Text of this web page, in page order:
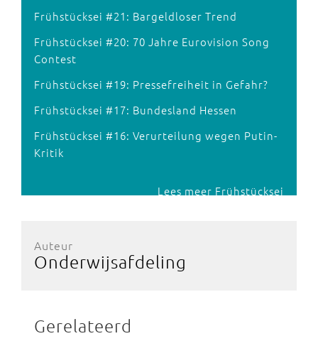
Frühstücksei #21: Bargeldloser Trend
Frühstücksei #20: 70 Jahre Eurovision Song
Contest
Frühstücksei #19: Pressefreiheit in Gefahr?
Frühstücksei #17: Bundesland Hessen
Frühstücksei #16: Verurteilung wegen Putin-
Kritik
Lees meer Frühstücksei
Auteur
Onderwijsafdeling
Gerelateerd